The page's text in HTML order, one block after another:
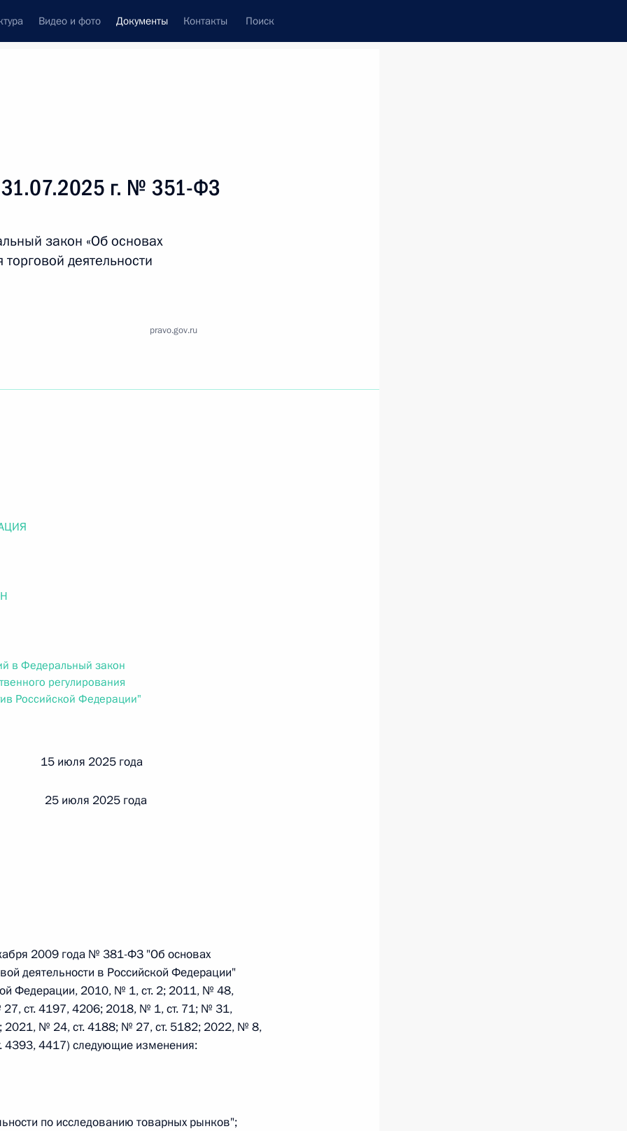
Видео и фото Документы Контакты Поиск
Федерации»
г. № 265-ФЗ
«О присяжных заседателях федеральных судов общей
закона «О государственной регистрации
г. № 242-ФЗ
первой и статью 227–1 части второй Налогового
№ 246-ФЗ
31.07.2025 г. № 351-ФЗ
закон «Об основах
деятельности
pravo.gov.ru
в Федеральный закон
регулирования
Российской Федерации"
15 июля 2025 года
25 июля 2025 года
2009 года № 381-ФЗ "Об основах
деятельности в Российской Федерации"
Федерации, 2010, № 1, ст. 2; 2011, № 48,
ст. 4197, 4206; 2018, № 1, ст. 71; № 31,
2021, № 24, ст. 4188; № 27, ст. 5182; 2022, № 8,
4417) следующие изменения:
по исследованию товарных рынков";